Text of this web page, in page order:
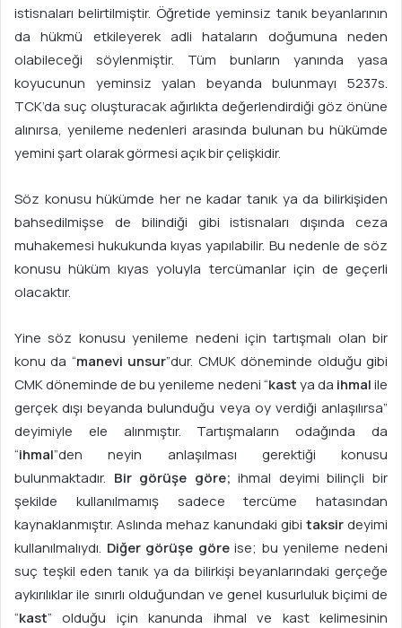
istisnaları belirtilmiştir. Öğretide yeminsiz tanık beyanlarının
da hükmü etkileyerek adli hataların doğumuna neden
olabileceği söylenmiştir. Tüm bunların yanında yasa
koyucunun yeminsiz yalan beyanda bulunmayı 5237s.
TCK’da suç oluşturacak ağırlıkta değerlendirdiği göz önüne
alınırsa, yenileme nedenleri arasında bulunan bu hükümde
yemini şart olarak görmesi açık bir çelişkidir.
Söz konusu hükümde her ne kadar tanık ya da bilirkişiden
bahsedilmişse de bilindiği gibi istisnaları dışında ceza
muhakemesi hukukunda kıyas yapılabilir. Bu nedenle de söz
konusu hüküm kıyas yoluyla tercümanlar için de geçerli
olacaktır.
Yine söz konusu yenileme nedeni için tartışmalı olan bir
konu da “manevi unsur”dur. CMUK döneminde olduğu gibi
CMK döneminde de bu yenileme nedeni “kastya da ihmalile
gerçek dışı beyanda bulunduğu veya oy verdiği anlaşılırsa”
deyimiyle ele alınmıştır. Tartışmaların odağında da
“ihmal”den neyin anlaşılması gerektiği konusu
bulunmaktadır. Bir görüşe göre; ihmal deyimi bilinçli bir
şekilde kullanılmamış sadece tercüme hatasından
kaynaklanmıştır. Aslında mehaz kanundaki gibi taksirdeyimi
kullanılmalıydı. Diğer görüşe göreise; bu yenileme nedeni
suç teşkil eden tanık ya da bilirkişi beyanlarındaki gerçeğe
aykırılıklar ile sınırlı olduğundan ve genel kusurluluk biçimi de
“kast” olduğu için kanunda ihmal ve kast kelimesinin